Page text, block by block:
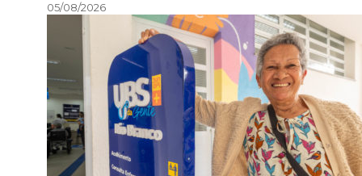
05/08/2026